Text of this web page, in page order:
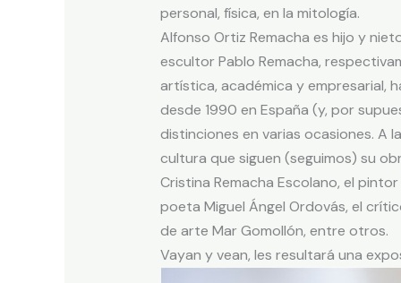
personal, física, en la mitología.
Alfonso Ortiz Remacha es hijo y
escultor Pablo Remacha,
artística, académica y empresarial,
desde 1990 en España (y, por
distinciones en varias ocasiones. A
cultura que siguen (seguimos) su
Cristina Remacha Escolano, el
poeta Miguel Ángel Ordovás, el
de arte Mar Gomollón, entre otros.
Vayan y vean, les resultará una